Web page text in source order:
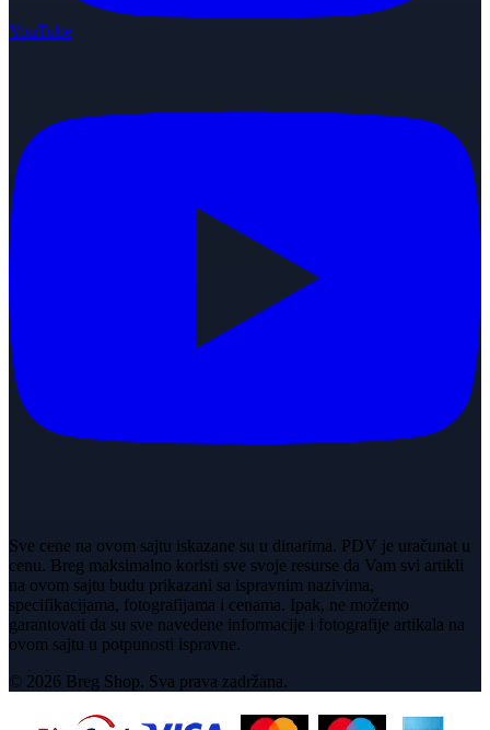
YouTube
Sve cene na ovom sajtu iskazane su u dinarima. PDV je uračunat u
cenu. Breg maksimalno koristi sve svoje resurse da Vam svi artikli
na ovom sajtu budu prikazani sa ispravnim nazivima,
specifikacijama, fotografijama i cenama. Ipak, ne možemo
garantovati da su sve navedene informacije i fotografije artikala na
ovom sajtu u potpunosti ispravne.
© 2026 Breg Shop. Sva prava zadržana.